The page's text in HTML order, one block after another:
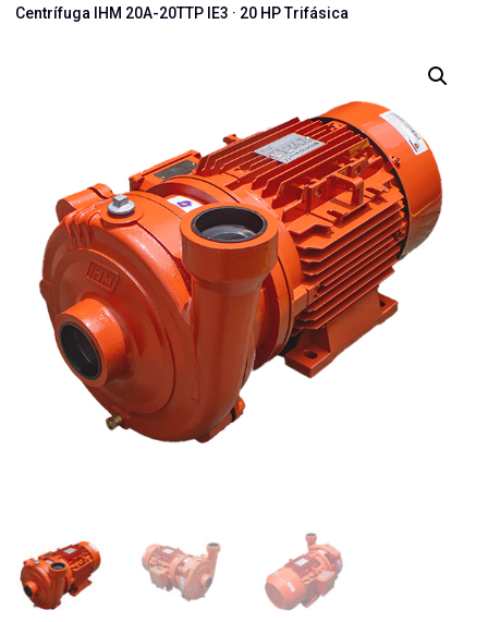
Centrífuga IHM 20A-20TTP IE3 · 20 HP Trifásica